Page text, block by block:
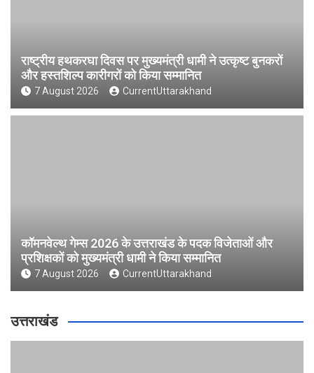
राष्ट्रीय हथकरघा दिवस पर मुख्यमंत्री धामी ने उत्कृष्ट बुनकरों
और हस्तशिल्प कारीगरों को किया सम्मानित
7 August 2026 CurrentUttarakhand
कॉमनवेल्थ गेम्स 2026 के उत्तराखंड के पदक विजेताओं और
प्रशिक्षकों को मुख्यमंत्री धामी ने किया सम्मानित
7 August 2026 CurrentUttarakhand
उत्तराखंड